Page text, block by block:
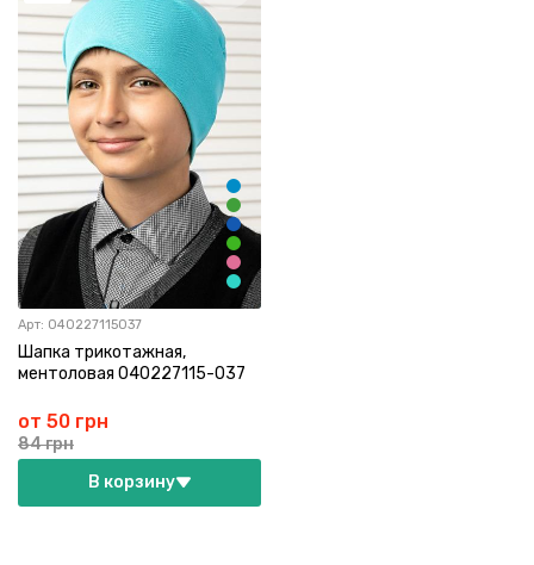
Арт: 040227115037
Шапка трикотажная,
ментоловая 040227115-037
от 50 грн
84 грн
В корзину